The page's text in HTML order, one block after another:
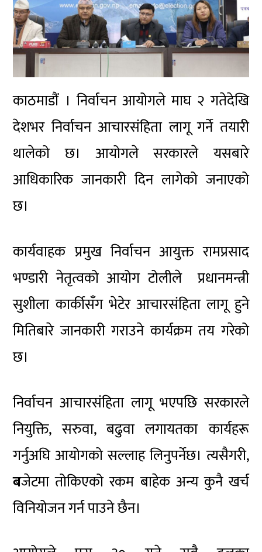
काठमाडौं । निर्वाचन आयोगले माघ २ गतेदेखि
देशभर निर्वाचन आचारसंहिता लागू गर्ने तयारी
थालेको छ। आयोगले सरकारले यसबारे
आधिकारिक जानकारी दिन लागेको जनाएको
छ।
कार्यवाहक प्रमुख निर्वाचन आयुक्त रामप्रसाद
भण्डारी नेतृत्वको आयोग टोलीले प्रधानमन्त्री
सुशीला कार्कीसँग भेटेर आचारसंहिता लागू हुने
मितिबारे जानकारी गराउने कार्यक्रम तय गरेको
छ।
निर्वाचन आचारसंहिता लागू भएपछि सरकारले
नियुक्ति, सरुवा, बढुवा लगायतका कार्यहरू
गर्नुअघि आयोगको सल्लाह लिनुपर्नेछ। त्यसैगरी,
बजेटमा तोकिएको रकम बाहेक अन्य कुनै खर्च
विनियोजन गर्न पाउने छैन।